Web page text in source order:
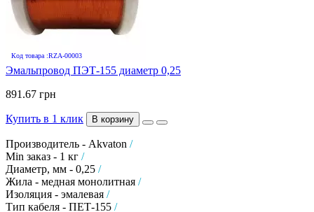
Код товара :RZA-00003
Эмальпровод ПЭТ-155 диаметр 0,25
891.67 грн
Купить в 1 клик В корзину
Производитель - Akvaton /
Min заказ - 1 кг /
Диаметр, мм - 0,25 /
Жила - медная монолитная /
Изоляция - эмалевая /
Тип кабеля - ПЕТ-155 /